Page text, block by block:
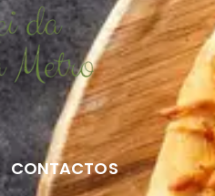
CONTACTOS